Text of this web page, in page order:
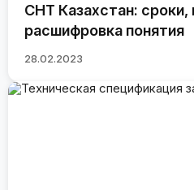
СНТ Казахстан:
расшифровка понятия
28.02.2023